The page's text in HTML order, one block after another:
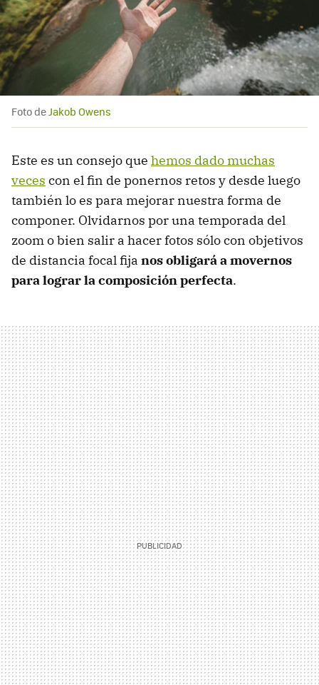
Foto de Jakob Owens
Este es un consejo que hemos dado muchas
veces con el fin de ponernos retos y desde luego
también lo es para mejorar nuestra forma de
componer. Olvidarnos por una temporada del
zoom o bien salir a hacer fotos sólo con objetivos
de distancia focal fija nos obligará a movernos
para lograr la composición perfecta.